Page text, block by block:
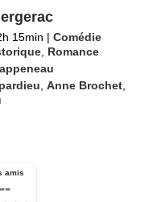
15min | Comédie
Romance
,Anne Brochet
amis
--